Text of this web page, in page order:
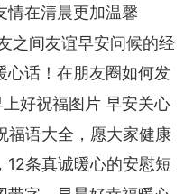
除+拉黑，不要好奇
多提醒，不要随便点
遇事多和子女商量，
情在清晨更加温馨
之间友谊早安问候的经
心话！在朋友圈如何发
好祝福图片 早安关心
福语大全，愿大家健康
12条真诚暖心的安慰短